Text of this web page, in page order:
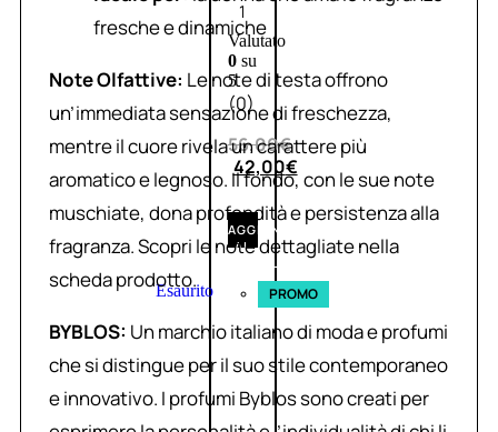
1
Valutato
0su
5
(0)
56,00€
42,00€
AGGIUNGI
AL
CARRELLO
Esaurito PROMO
fresche e dinamiche
Note Olfattive: Le note di testa offrono
un’immediata sensazione di freschezza,
mentre il cuore rivela un carattere più
aromatico e legnoso. Il fondo, con le sue note
muschiate, dona profondità e persistenza alla
fragranza. Scopri le note dettagliate nella
scheda prodotto.
BYBLOS: Un marchio italiano di moda e profumi
che si distingue per il suo stile contemporaneo
e innovativo. I profumi Byblos sono creati per